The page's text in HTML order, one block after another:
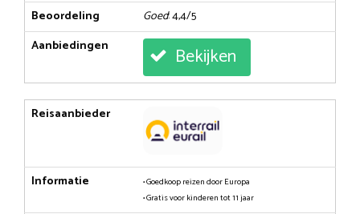
Beoordeling Goed: 4,4/5
Aanbiedingen
Bekijken
Reisaanbieder
Informatie
• Goedkoop reizen door Europa
• Gratis voor kinderen tot 11 jaar